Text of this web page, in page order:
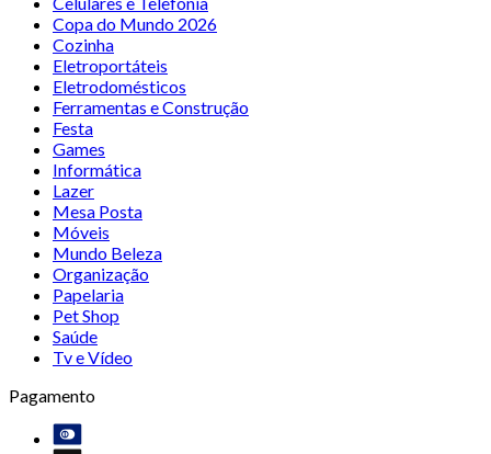
Copa do Mundo 2026
Cozinha
Eletroportáteis
Eletrodomésticos
Ferramentas e Construção
Festa
Games
Informática
Lazer
Mesa Posta
Móveis
Mundo Beleza
Organização
Papelaria
Pet Shop
Saúde
Tv e Vídeo
Pagamento